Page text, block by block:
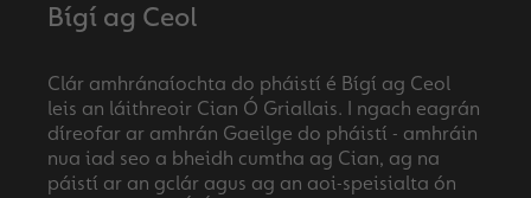
Bígí ag Ceol
Clár amhránaíochta do pháistí é Bígí ag Ceol
leis an láithreoir Cian Ó Griallais. I ngach eagrán
díreofar ar amhrán Gaeilge do pháistí - amhráin
nua iad seo a bheidh cumtha ag Cian, ag na
páistí ar an gclár agus ag an aoi-speisialta ón